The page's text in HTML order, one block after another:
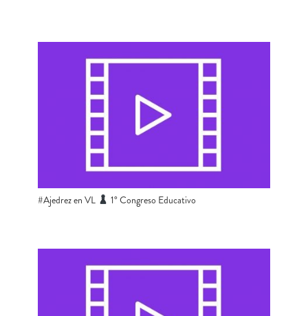
#Ajedrez en VL ​ 1° Congreso Educativo